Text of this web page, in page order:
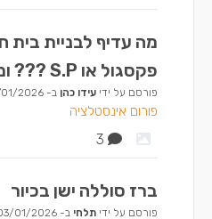
מה עדיף לבניית
פקסגול או S.P ??? ומה יותר יקר ?
פורסם על ידי עידו כהן ב- 2026
פורום אינסטלציה
3
ברז סוללה ישן בכיור
פורסם על ידי תלחי ב- 01/2026